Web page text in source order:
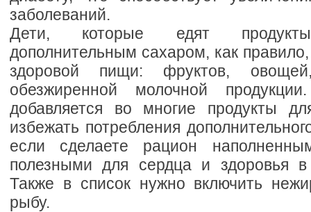
заболеваний.
Дети, которые едят
дополнительным сахаром, как
здоровой пищи: фруктов,
обезжиренной молочной
добавляется во многие продукты
избежать потребления
если сделаете рацион
полезными для сердца и здоровья
Также в список нужно включить
рыбу.